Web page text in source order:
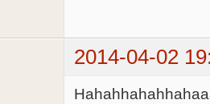
2014-04-02